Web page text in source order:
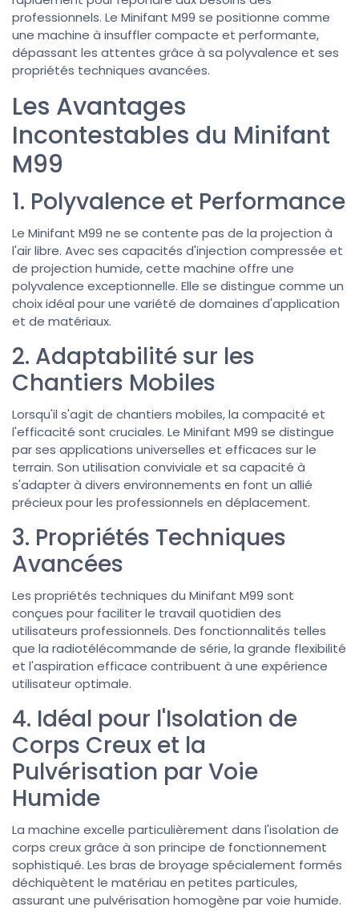
professionnels. Le Minifant M99 se positionne comme
une machine à insuffler compacte et performante,
dépassant les attentes grâce à sa polyvalence et ses
propriétés techniques avancées.
Les Avantages
Incontestables du Minifant
M99
1. Polyvalence et Performance
Le Minifant M99 ne se contente pas de la projection à
l'air libre. Avec ses capacités d'injection compressée et
de projection humide, cette machine offre une
polyvalence exceptionnelle. Elle se distingue comme un
choix idéal pour une variété de domaines d'application
et de matériaux.
2. Adaptabilité sur les
Chantiers Mobiles
Lorsqu'il s'agit de chantiers mobiles, la compacité et
l'efficacité sont cruciales. Le Minifant M99 se distingue
par ses applications universelles et efficaces sur le
terrain. Son utilisation conviviale et sa capacité à
s'adapter à divers environnements en font un allié
précieux pour les professionnels en déplacement.
3. Propriétés Techniques
Avancées
Les propriétés techniques du Minifant M99 sont
conçues pour faciliter le travail quotidien des
utilisateurs professionnels. Des fonctionnalités telles
que la radiotélécommande de série, la grande flexibilité
et l'aspiration efficace contribuent à une expérience
utilisateur optimale.
4. Idéal pour l'Isolation de
Corps Creux et la
Pulvérisation par Voie
Humide
La machine excelle particulièrement dans l'isolation de
corps creux grâce à son principe de fonctionnement
sophistiqué. Les bras de broyage spécialement formés
déchiquètent le matériau en petites particules,
assurant une pulvérisation homogène par voie humide.